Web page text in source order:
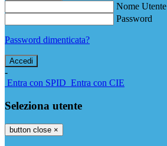
Nome Utente
Password
Password dimenticata?
-
Entra con SPID Entra con CIE
Seleziona utente
button close ×